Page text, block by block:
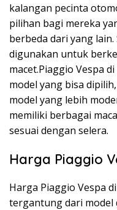
kalangan pecinta
pilihan bagi mereka
berbeda dari yang
digunakan untuk
macet.Piaggio Vespa
model yang bisa
model yang lebih
memiliki berbagai
sesuai dengan selera.
Harga Piaggio
Harga Piaggio Vespa
tergantung dari model